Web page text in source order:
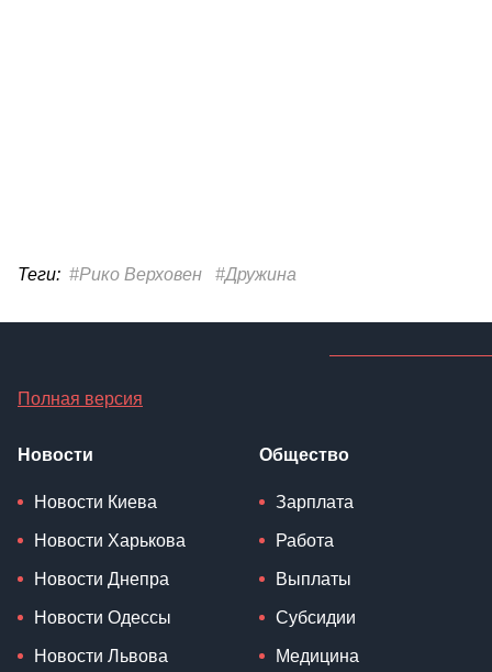
Теги: #Рико Верховен #Дружина
Полная версия
Новости
Новости Киева
Новости Харькова
Новости Днепра
Новости Одессы
Новости Львова
Общество
Зарплата
Работа
Выплаты
Субсидии
Медицина